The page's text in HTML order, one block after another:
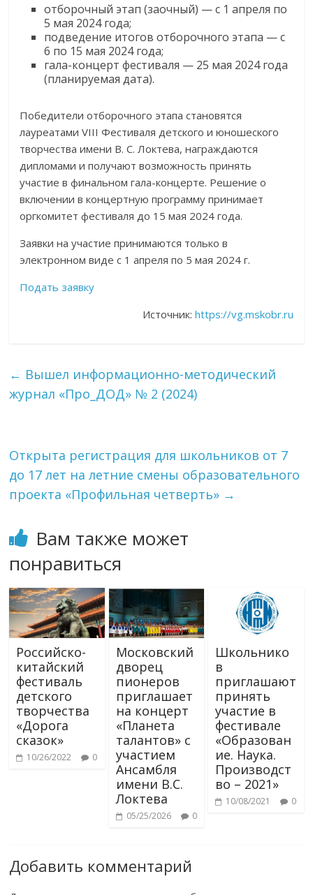
отборочный этап (заочный) — с 1 апреля по
5 мая 2024 года;
подведение итогов отборочного этапа — с
6 по 15 мая 2024 года;
гала-концерт фестиваля — 25 мая 2024 года
(планируемая дата).
Победители отборочного этапа становятся
лауреатами VIII Фестиваля детского и юношеского
творчества имени В. С. Локтева, награждаются
дипломами и получают возможность принять
участие в финальном гала-концерте. Решение о
включении в концертную программу принимает
оргкомитет фестиваля до 15 мая 2024 года.
Заявки на участие принимаются только в
электронном виде с 1 апреля по 5 мая 2024 г.
Подать заявку
Источник: https://vg.mskobr.ru
← Вышел информационно-методический
журнал «Про_ДОД» № 2 (2024)
Открыта регистрация для школьников от 7
до 17 лет на летние смены образовательного
проекта «Профильная четверть» →
Вам также может
понравиться
Российско-
китайский
фестиваль
детского
творчества
«Дорога
сказок»
10/26/2022 0
Московский
дворец
пионеров
приглашает
на концерт
«Планета
талантов» с
участием
Ансамбля
имени В.С.
Локтева
05/25/2026 0
Школьнико
в
приглашают
принять
участие в
фестивале
«Образован
ие. Наука.
Производст
во – 2021»
10/08/2021 0
Добавить комментарий